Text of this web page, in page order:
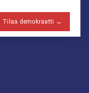
Tilaa demokraatti →